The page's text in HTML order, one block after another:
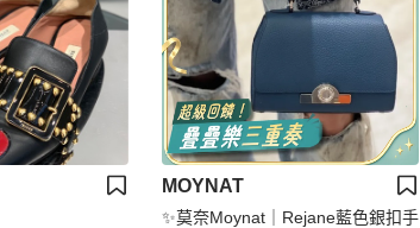
MOYNAT
✨莫奈Moynat｜Rejane藍色銀扣手